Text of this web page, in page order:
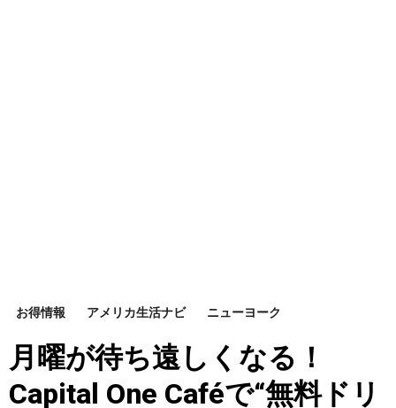
お得情報 アメリカ生活ナビ ニューヨーク
月曜が待ち遠しくなる！
Capital One Caféで“無料ドリ